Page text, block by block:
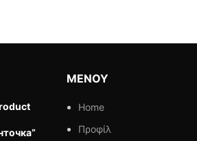
ΜΕΝΟΥ
Home
Προφίλ